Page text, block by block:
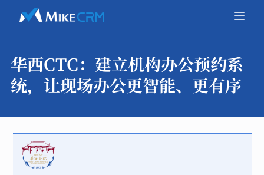
华西CTC： 建立机构办公预约系
统，让现场办公更智能、更有序